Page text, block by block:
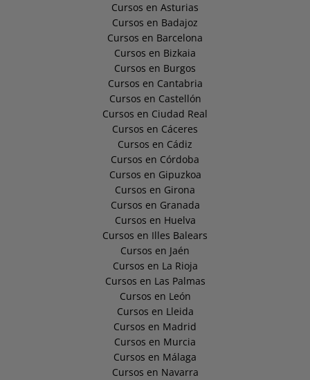
Cursos en Asturias
Cursos en Badajoz
Cursos en Barcelona
Cursos en Bizkaia
Cursos en Burgos
Cursos en Cantabria
Cursos en Castellón
Cursos en Ciudad Real
Cursos en Cáceres
Cursos en Cádiz
Cursos en Córdoba
Cursos en Gipuzkoa
Cursos en Girona
Cursos en Granada
Cursos en Huelva
Cursos en Illes Balears
Cursos en Jaén
Cursos en La Rioja
Cursos en Las Palmas
Cursos en León
Cursos en Lleida
Cursos en Madrid
Cursos en Murcia
Cursos en Málaga
Cursos en Navarra